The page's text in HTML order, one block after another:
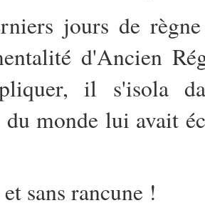
jours de
d'Ancien
il s'isola
du monde lui avait
sans rancune !